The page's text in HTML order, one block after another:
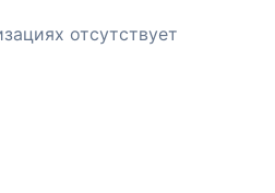
отсутствует